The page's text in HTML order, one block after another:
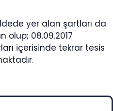
yer alan şartları da
08.09.2017
içerisinde tekrar tesis